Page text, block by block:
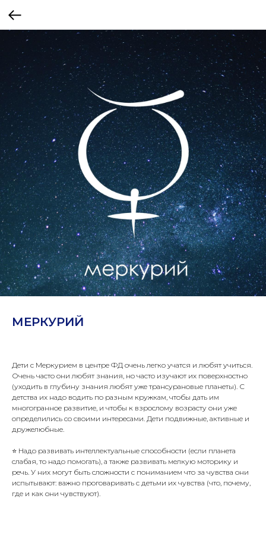
МЕРКУРИЙ
Дети с Меркурием в центре ФД очень легко учатся и любят учиться.
Очень часто они любят знания, но часто изучают их поверхностно
(уходить в глубину знания любят уже трансурановые планеты). С
детства их надо водить по разным кружкам, чтобы дать им
многогранное развитие, и чтобы к взрослому возрасту они уже
определились со своими интересами. Дети подвижные, активные и
дружелюбные.
⭐️ Надо развивать интеллектуальные способности (если планета
слабая, то надо помогать), а также развивать мелкую моторику и
речь. У них могут быть сложности с пониманием что за чувства они
испытывают: важно проговаривать с детьми их чувства (что, почему,
где и как они чувствуют).